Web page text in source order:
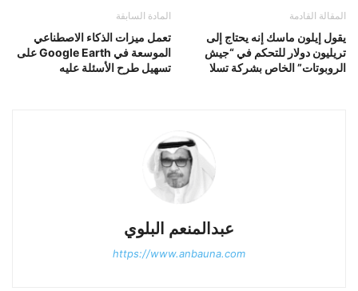
المادة السابقة
تعمل ميزات الذكاء الاصطناعي
الموسعة في Google Earth على
تسهيل طرح الأسئلة عليه
المقالة القادمة
يقول إيلون ماسك إنه يحتاج إلى
تريليون دولار للتحكم في “جيش
الروبوتات” الخاص بشركة تسلا
عبدالمنعم البلوي
https://www.anbauna.com